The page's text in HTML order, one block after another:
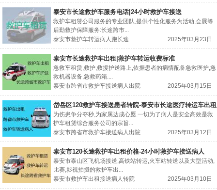
泰安市长途救护车服务电话|24小时救护车接送
救护车租赁公司服务的专业团队,提供个性化服务为活动,会展等
后勤救护保障服务:长途跨市...
泰安市救护车转运病人跑长途
2025年03月23日
泰安市长途救护车出租|救护车转运收费标准
急救车租赁,救护,救援护送路上,依据患者的病情配备急救医护,急
救机器设备,急救药箱....
泰安市跨省市救护车接送病人出院
2025年03月15日
岱岳区120救护车接送患者转院-泰安市长途医疗转运车出租
护送病人返乡
为伤患争分夺秒,为家属达成心愿.一切为了病人是安全高效是救
护车租赁综合服务公司的宗旨...
泰安市跨省市救护车接送病人出院
2025年03月12日
泰安市120长途救护车出租价格-24小时救护车接送病人
泰安市泰山区飞机场接送,高铁站转运,火车站转送以及大型活动,
比赛,影视拍摄的救护车出...
泰安市救护车出租接送病人转院
2025年03月10日